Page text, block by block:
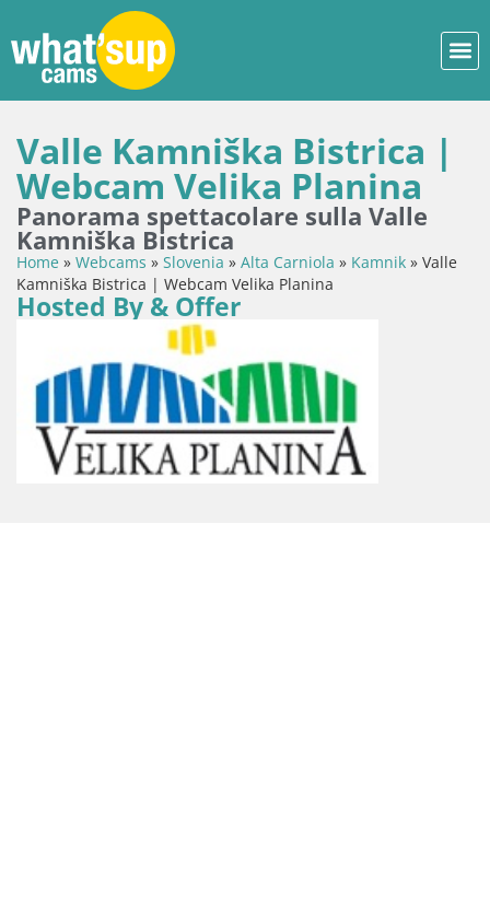
Valle Kamniška Bistrica |
Webcam Velika Planina
Panorama spettacolare sulla Valle
Kamniška Bistrica
Home » Webcams » Slovenia » Alta Carniola » Kamnik » Valle
Kamniška Bistrica | Webcam Velika Planina
Hosted By & Offer